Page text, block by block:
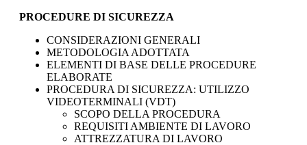
PROCEDURE DI SICUREZZA
CONSIDERAZIONI GENERALI
METODOLOGIA ADOTTATA
ELEMENTI DI BASE DELLE PROCEDURE
ELABORATE
PROCEDURA DI SICUREZZA: UTILIZZO
VIDEOTERMINALI (VDT)
SCOPO DELLA PROCEDURA
REQUISITI AMBIENTE DI LAVORO
ATTREZZATURA DI LAVORO